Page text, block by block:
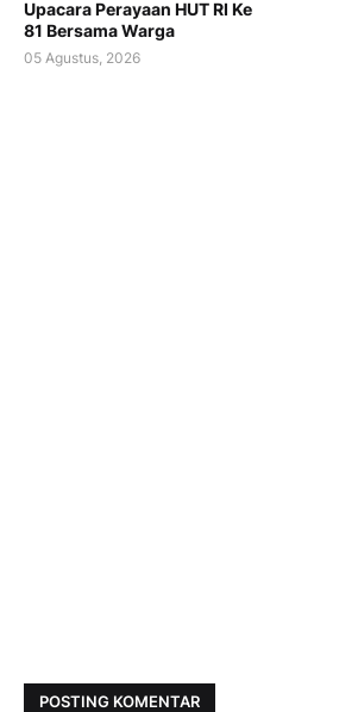
Upacara Perayaan HUT RI Ke
81 Bersama Warga
05 Agustus, 2026
POSTING KOMENTAR